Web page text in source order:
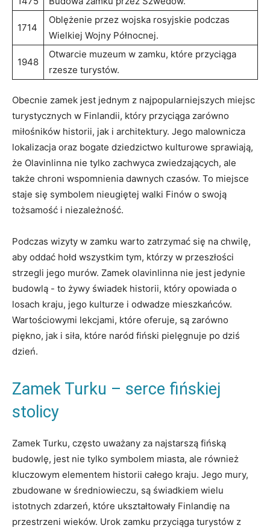
1714
Oblężenie przez wojska rosyjskie podczas
Wielkiej Wojny Północnej.
1948
Otwarcie muzeum w zamku, które przyciąga ​
rzesze turystów.
Obecnie zamek jest jednym z najpopularniejszych miejsc
turystycznych w Finlandii, który przyciąga zarówno‌
miłośników historii, jak i architektury. Jego malownicza
lokalizacja oraz bogate dziedzictwo kulturowe sprawiają,
że Olavinlinna nie tylko zachwyca zwiedzających, ‍ale
także chroni wspomnienia dawnych czasów. To miejsce⁣
staje się symbolem nieugiętej walki Finów o swoją
tożsamość i​ niezależność.
Podczas wizyty‍ w zamku ‌warto zatrzymać się na chwilę,
‍aby oddać hołd wszystkim tym, którzy w przeszłości
‌strzegli jego murów. Zamek olavinlinna ⁤nie jest jedynie
budowlą ⁢- to ‌żywy świadek⁣ historii, który​ opowiada o
losach kraju, jego kulturze i odwadze mieszkańców.​
Wartościowymi lekcjami, które oferuje, są zarówno
piękno, jak ‌i siła, które naród fiński pielęgnuje po dziś
dzień.
Zamek Turku – serce fińskiej
stolicy
Zamek​ Turku, często uważany za najstarszą fińską
‌budowlę, jest nie tylko symbolem miasta, ale również
‌kluczowym elementem historii całego kraju. Jego mury,
‍zbudowane w średniowieczu, są świadkiem wielu
istotnych zdarzeń, które ukształtowały Finlandię na
przestrzeni wieków. Urok zamku ​przyciąga turystów z